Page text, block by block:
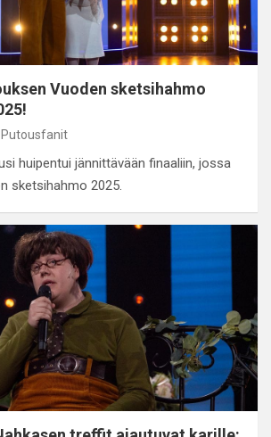
Vuoden sketsihahmo
Putousfanit
huipentui jännittävään finaaliin, jossa
sketsihahmo 2025.